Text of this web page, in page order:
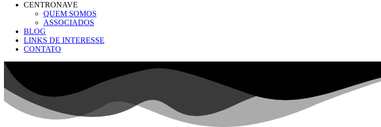
CENTRONAVE
QUEM SOMOS
ASSOCIADOS
BLOG
LINKS DE INTERESSE
CONTATO